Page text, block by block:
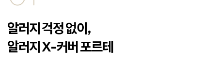
알러지 걱정 없이,
알러지 X-커버 포르테